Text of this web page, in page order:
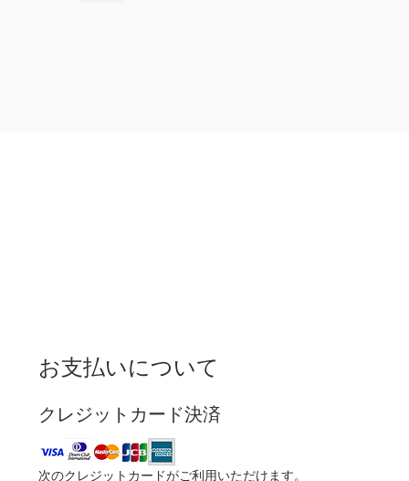
お支払いについて
クレジットカード決済
次のクレジットカードがご利用いただけます。